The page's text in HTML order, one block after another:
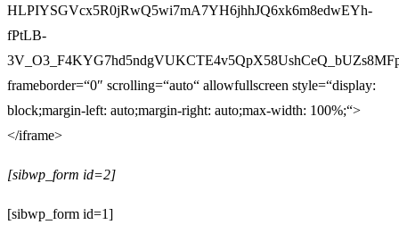
HLPIYSGVcx5R0jRwQ5wi7mA7YH6jhhJQ6xk6m8edwEYh-
fPtLB-
frameborder=“0″ scrolling=“auto“ allowfullscreen style=“display:
block;margin-left: auto;margin-right: auto;max-width: 100%;“>
</iframe>
[sibwp_form id=2]
[sibwp_form id=1]